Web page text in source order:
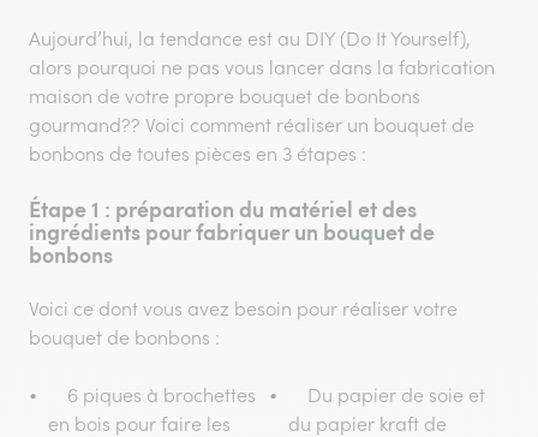
Aujourd’hui, la tendance est au DIY (Do It Yourself),
alors pourquoi ne pas vous lancer dans la fabrication
maison de votre propre bouquet de bonbons
gourmand?? Voici comment réaliser un bouquet de
bonbons de toutes pièces en 3 étapes :
Étape 1 : préparation du matériel et des
ingrédients pour fabriquer un bouquet de
bonbons
Voici ce dont vous avez besoin pour réaliser votre
bouquet de bonbons :
6 piques à brochettes
en bois pour faire les
Du papier de soie et
du papier kraft de